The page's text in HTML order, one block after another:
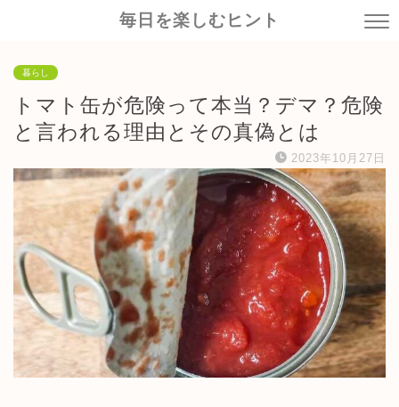
毎日を楽しむヒント
暮らし
トマト缶が危険って本当？デマ？危険
と言われる理由とその真偽とは
2023年10月27日